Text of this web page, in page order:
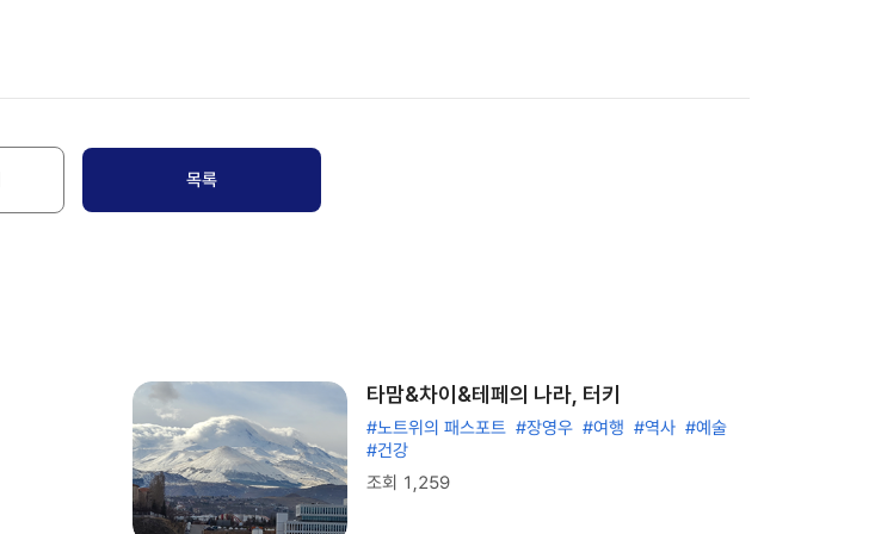
목록
타맘&차이&테페의 나라, 터키
#노트위의 패스포트 #장영우 #여행 #역사 #예술
#건강
조회 1,259